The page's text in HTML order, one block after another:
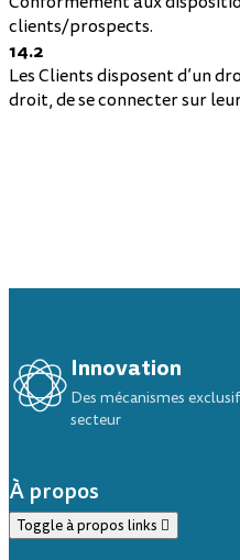
Toutes les trottinettes enfant
clients/prospects.
14.2
Les Clients disposent d’un
droit, de se connecter sur
Innovation
Des mécanismes
secteur
À propos
Toggle à propos links 